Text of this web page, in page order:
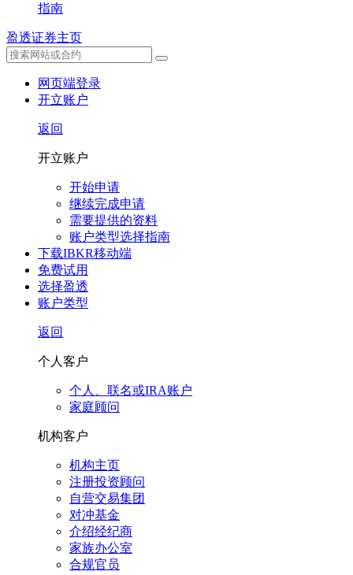
指南
盈透证券主页
网页端登录
开立账户
返回
开立账户
开始申请
继续完成申请
需要提供的资料
账户类型选择指南
下载IBKR移动端
免费试用
选择盈透
账户类型
返回
个人客户
个人、联名或IRA账户
家庭顾问
机构客户
机构主页
注册投资顾问
自营交易集团
对冲基金
介绍经纪商
家族办公室
合规官员